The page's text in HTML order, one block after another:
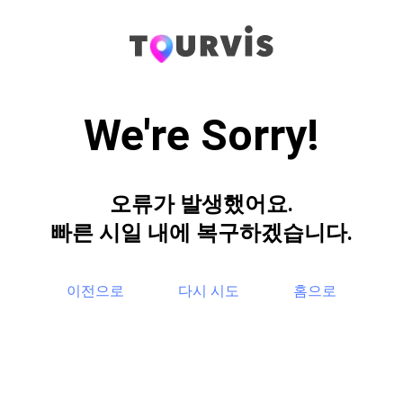
We're Sorry!
오류가 발생했어요.
빠른 시일 내에 복구하겠습니다.
이전으로 다시 시도 홈으로